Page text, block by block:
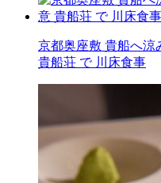
京都奥座敷 貴船へ涼
貴船荘 で 川床食事